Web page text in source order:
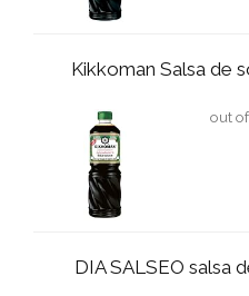
Kikkoman Salsa de
out
DIA SALSEO salsa